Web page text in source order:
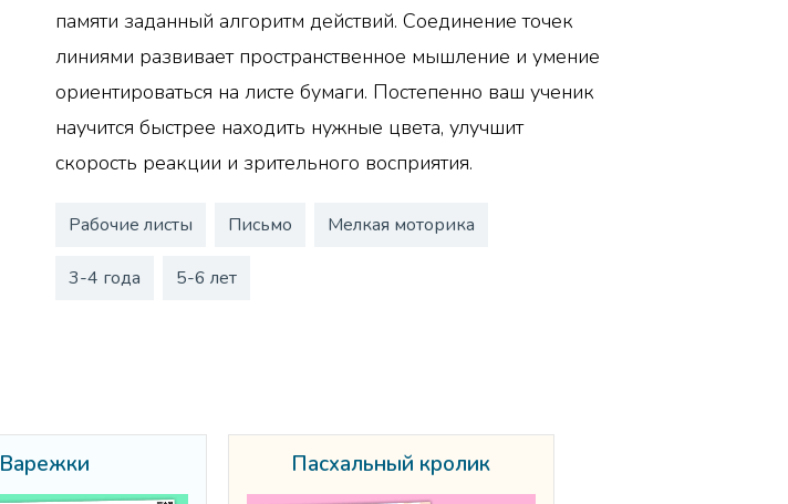
памяти заданный алгоритм действий. Соединение точек
линиями развивает пространственное мышление и умение
ориентироваться на листе бумаги. Постепенно ваш ученик
научится быстрее находить нужные цвета, улучшит
скорость реакции и зрительного восприятия.
Рабочие листы Письмо Мелкая моторика
3-4 года 5-6 лет
Варежки Пасхальный кролик